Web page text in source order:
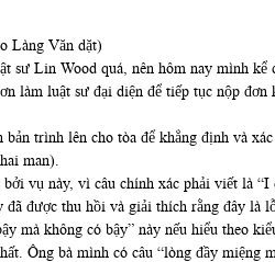
Làng Văn dặt)
sư Lin Wood quá, nên hôm nay mình kể
làm luật sư đại diện để tiếp tục nộp
bản trình lên cho tòa để khẳng định và
man).
vụ này, vì câu chính xác phải viết là
đã được thu hồi và giải thích rằng đây là
mà không có bậy” này nếu hiểu theo
Ông bà mình có câu “lòng đầy